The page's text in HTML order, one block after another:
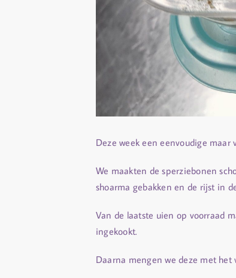
Deze week een eenvoudige maar
We maakten de sperziebonen
shoarma gebakken en de rijst in
Van de laatste uien op voorraad
ingekookt.
Daarna mengen we deze met het